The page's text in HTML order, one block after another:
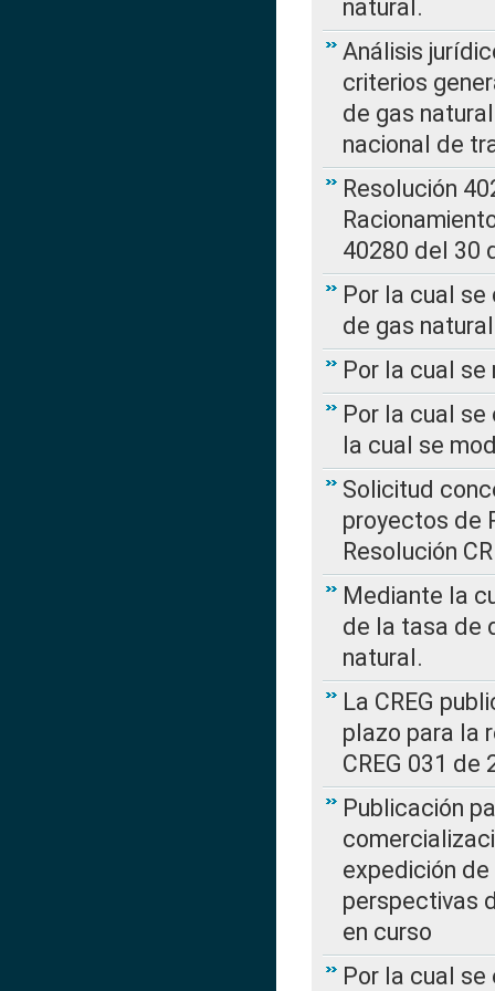
natural.
Análisis
criterios
de gas
nacional de
Resolución
40280 del 30
Por la cual
de gas natural
Por la cual se
Por la cual se
la cual se
Solicitud
proyectos de
Resolución
Mediante la
de la tasa de
natural.
La CREG
plazo para la
CREG 031 de
Publicación
expedición de
perspectivas
en curso
Por la cual